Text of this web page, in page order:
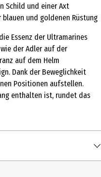
Schild und einer Axt
und goldenen Rüstung
Essenz der Ultramarines
der Adler auf der
auf dem Helm
Dank der Beweglichkeit
Positionen aufstellen.
enthalten ist, rundet das